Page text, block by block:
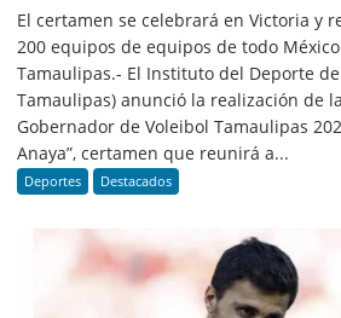
El certamen se celebrará en Victoria y
200 equipos de equipos de todo
Tamaulipas.- El Instituto del Deporte
Tamaulipas) anunció la realización de
Gobernador de Voleibol Tamaulipas
Anaya”, certamen que reunirá a...
Deportes Destacados